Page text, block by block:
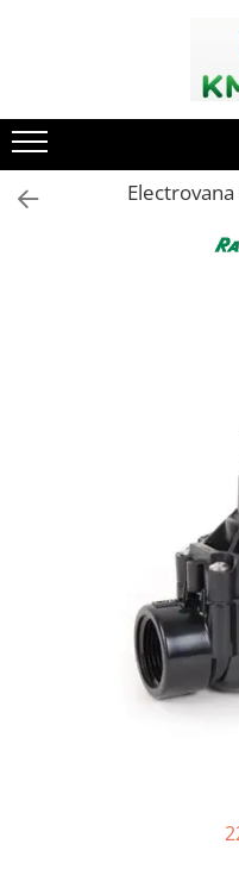
Electrovana